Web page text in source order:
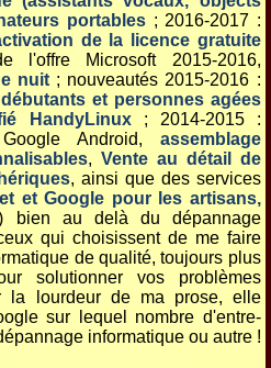
portables ; 2016-2017 :
de la licence gratuite
l'offre Microsoft 2015-2016,
nuit ; nouveautés 2015-2016 :
et personnes agées
HandyLinux; 2014-2015 :
Android, assemblage
, Vente au détail de
, ainsi que des services
et Google pour les artisans,
bien au delà du dépannage
qui choisissent de me faire
de qualité, toujours plus
solutionner vos problèmes
la lourdeur de ma prose, elle
sur lequel nombre d'entre-
informatique ou autre !